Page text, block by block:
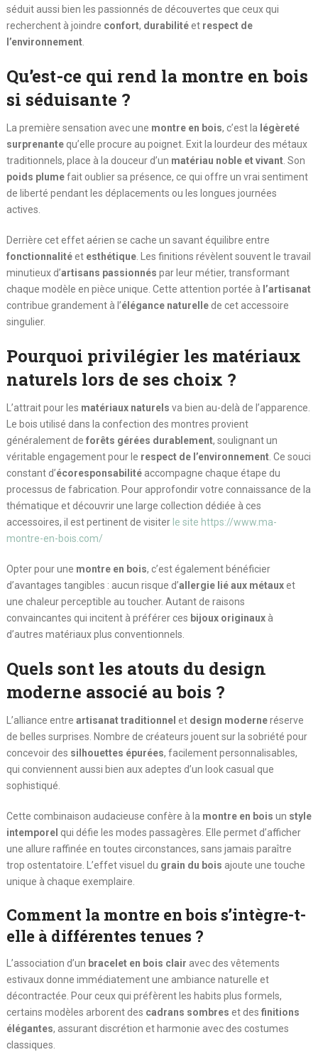
séduit aussi bien les passionnés de découvertes que ceux qui
recherchent à joindre confort, durabilitéet respect de
l’environnement.
Qu’est-ce qui rend la montre en bois
si séduisante ?
La première sensation avec une montre en bois, c’est la légèreté
surprenantequ’elle procure au poignet. Exit la lourdeur des métaux
traditionnels, place à la douceur d’un matériau noble et vivant. Son
poids plumefait oublier sa présence, ce qui offre un vrai sentiment
de liberté pendant les déplacements ou les longues journées
actives.
Derrière cet effet aérien se cache un savant équilibre entre
fonctionnalitéet esthétique. Les finitions révèlent souvent le travail
minutieux d’artisans passionnés par leur métier, transformant
chaque modèle en pièce unique. Cette attention portée à l’artisanat
contribue grandement à l’élégance naturellede cet accessoire
singulier.
Pourquoi privilégier les matériaux
naturels lors de ses choix ?
L’attrait pour les matériaux naturels va bien au-delà de l’apparence.
Le bois utilisé dans la confection des montres provient
généralement de forêts gérées durablement, soulignant un
véritable engagement pour le respect de l’environnement. Ce souci
constant d’écoresponsabilitéaccompagne chaque étape du
processus de fabrication. Pour approfondir votre connaissance de la
thématique et découvrir une large collection dédiée à ces
accessoires, il est pertinent de visiter le site https://www.ma-
montre-en-bois.com/
Opter pour une montre en bois, c’est également bénéficier
d’avantages tangibles : aucun risque d’allergie lié aux métauxet
une chaleur perceptible au toucher. Autant de raisons
convaincantes qui incitent à préférer ces bijoux originauxà
d’autres matériaux plus conventionnels.
Quels sont les atouts du design
moderne associé au bois ?
L’alliance entre artisanat traditionnel et design moderneréserve
de belles surprises. Nombre de créateurs jouent sur la sobriété pour
concevoir des silhouettes épurées, facilement personnalisables,
qui conviennent aussi bien aux adeptes d’un look casual que
sophistiqué.
Cette combinaison audacieuse confère à la montre en bois un style
intemporel qui défie les modes passagères. Elle permet d’afficher
une allure raffinée en toutes circonstances, sans jamais paraître
trop ostentatoire. L’effet visuel du grain du bois ajoute une touche
unique à chaque exemplaire.
Comment la montre en bois s’intègre-t-
elle à différentes tenues ?
L’association d’un bracelet en bois clair avec des vêtements
estivaux donne immédiatement une ambiance naturelle et
décontractée. Pour ceux qui préfèrent les habits plus formels,
certains modèles arborent des cadrans sombres et des finitions
élégantes, assurant discrétion et harmonie avec des costumes
classiques.